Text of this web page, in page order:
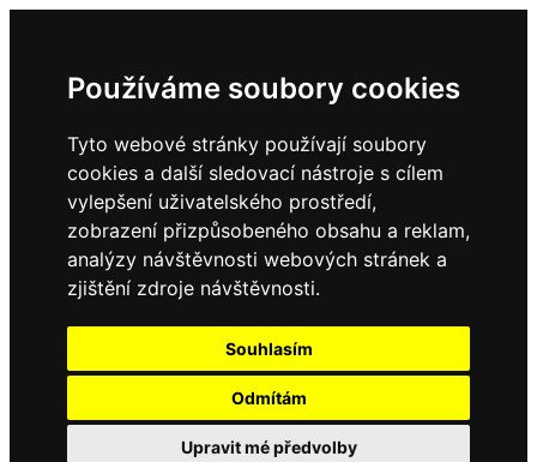
Používáme soubory cookies
Tyto webové stránky používají soubory
cookies a další sledovací nástroje s cílem
vylepšení uživatelského prostředí,
zobrazení přizpůsobeného obsahu a reklam,
analýzy návštěvnosti webových stránek a
zjištění zdroje návštěvnosti.
Souhlasím
Odmítám
Upravit mé předvolby